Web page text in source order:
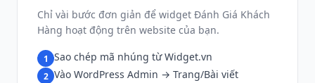
Chỉ vài bước đơn giản để widget Đánh Giá Khách
Hàng hoạt động trên website của bạn.
1 Sao chép mã nhúng từ Widget.vn
2 Vào WordPress Admin → Trang/Bài viết